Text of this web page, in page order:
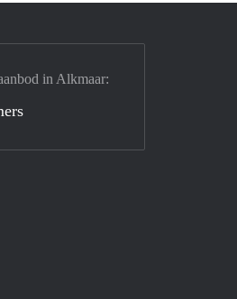
in Alkmaar: